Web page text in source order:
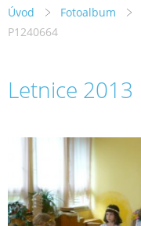
Úvod Fotoalbum
P1240664
Letnice 2013